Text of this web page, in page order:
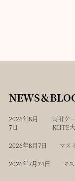
NEWS＆
2026年8月
7日
時計ケ
KIITE
2026年8月7日 マス
2026年7月24日 マ